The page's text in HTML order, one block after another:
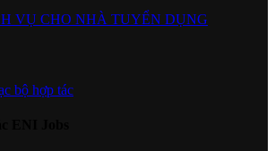
VỤ CHO NHÀ TUYỂN DỤNG
bộ hợp tác